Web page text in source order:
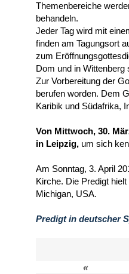
Themenbereiche
behandeln.
Jeder Tag wird mit
finden am Tagungsort
zum
Dom und in Wittenberg
Zur Vorbereitung der
berufen worden. Dem
Karibik und Südafrika,
Von Mittwoch, 30.
in Leipzig, um sich
Am Sonntag, 3. April
Kirche. Die Predigt
Michigan, USA.
Predigt in deutscher
«